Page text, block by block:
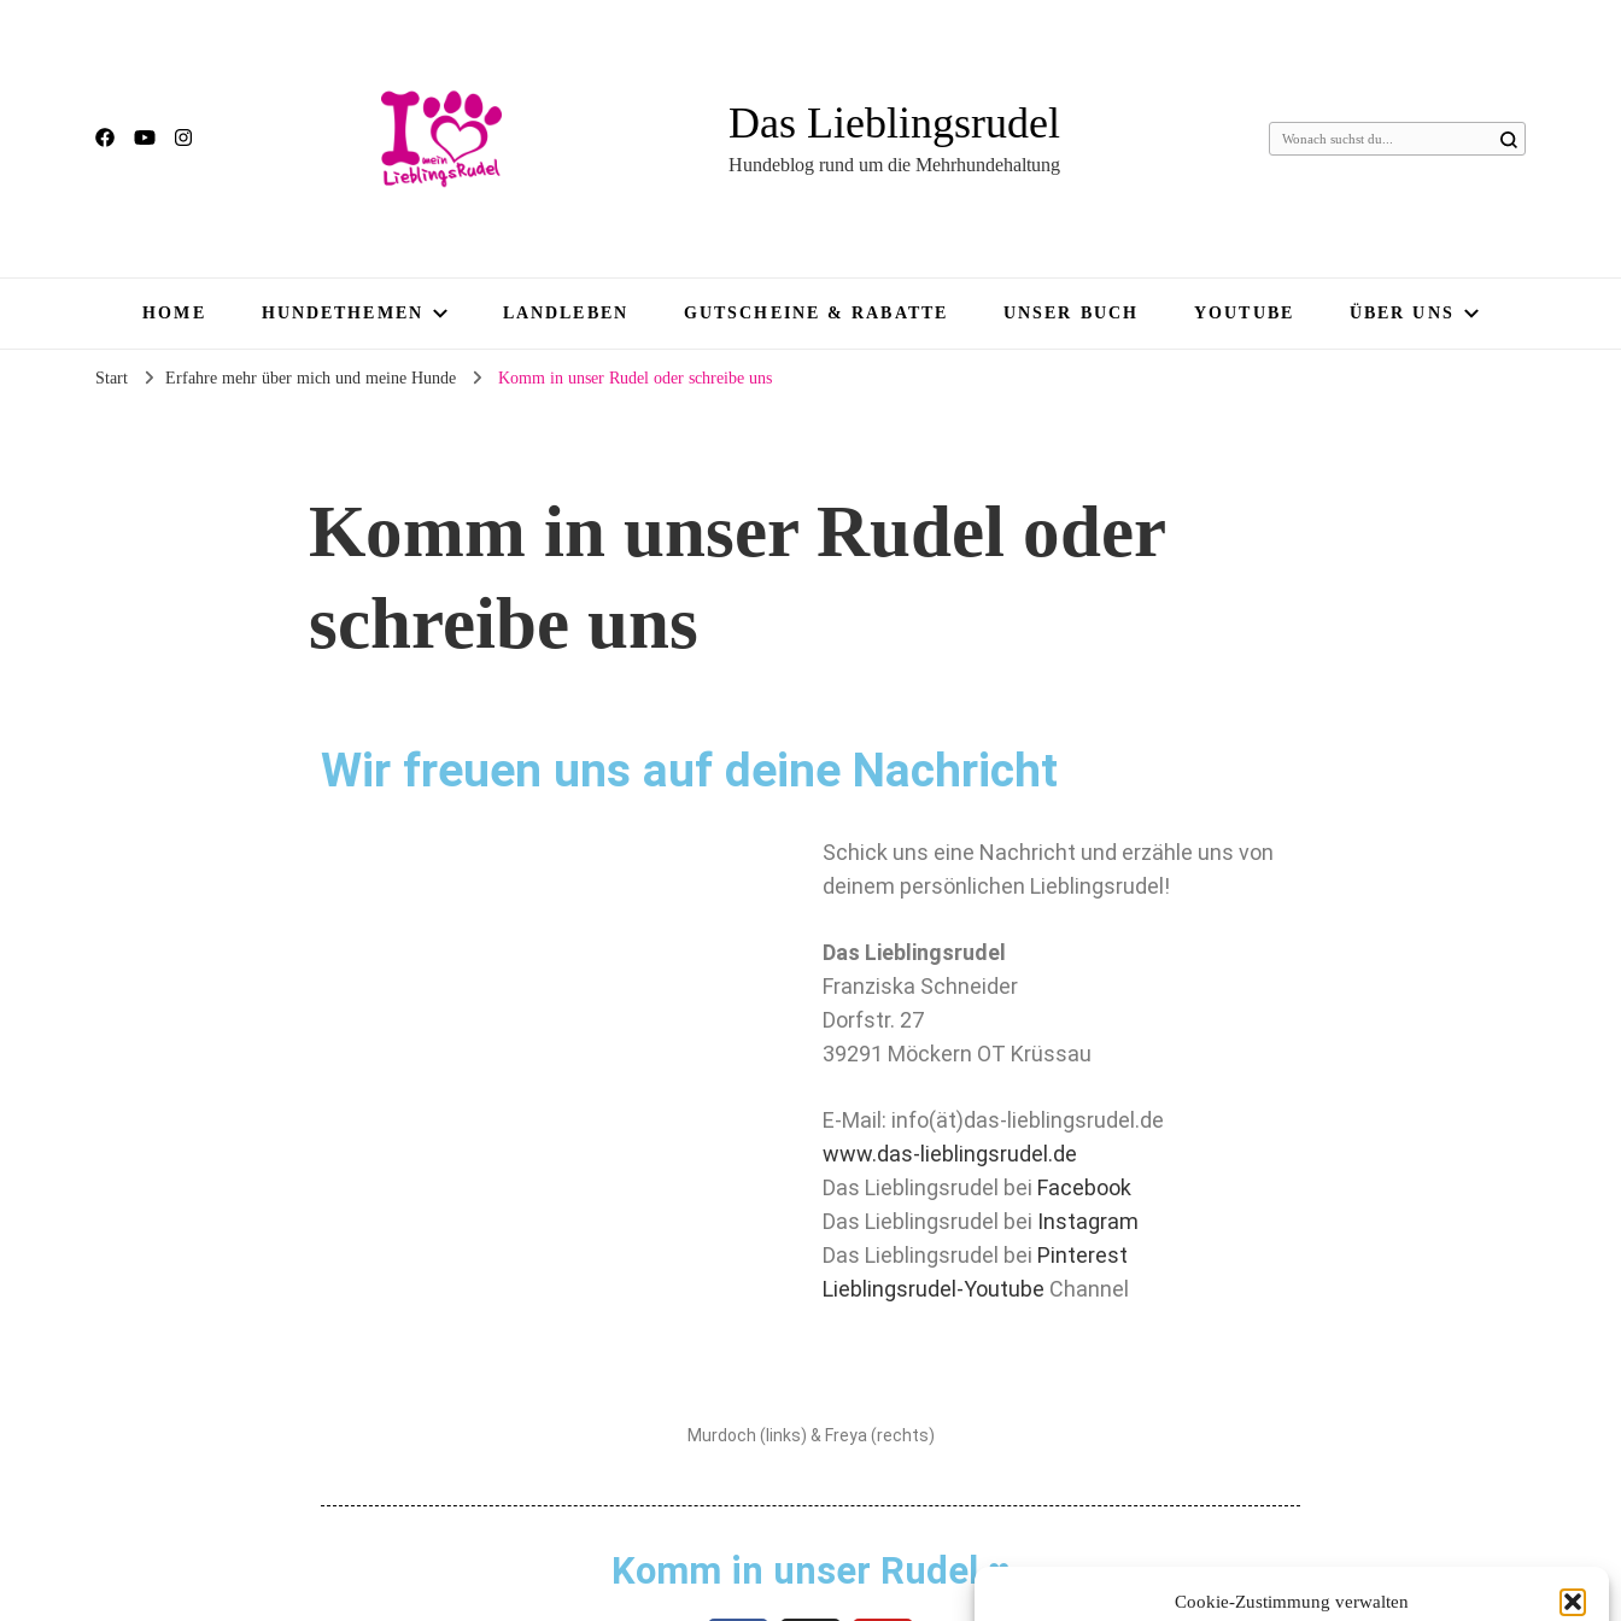
Cookie-Zustimmung verwalten
Das Lieblingsrudel
Hundeblog rund um die Mehrhundehaltung
HOME HUNDETHEMEN LANDLEBEN GUTSCHEINE & RABATTE UNSER BUCH YOUTUBE ÜBER UNS
Start Erfahre mehr über mich und meine Hunde Komm in unser Rudel oder schreibe uns
Komm in unser Rudel oder
schreibe uns
Wir freuen uns auf deine Nachricht
Schick uns eine Nachricht und erzähle uns von
deinem persönlichen Lieblingsrudel!
Das Lieblingsrudel
Franziska Schneider
Dorfstr. 27
39291 Möckern OT Krüssau
E-Mail: info(ät)das-lieblingsrudel.de
www.das-lieblingsrudel.de
Das Lieblingsrudel bei Facebook
Das Lieblingsrudel bei Instagram
Das Lieblingsrudel bei Pinterest
Lieblingsrudel-Youtube Channel
Murdoch (links) & Freya (rechts)
Komm in unser Rudel ♥